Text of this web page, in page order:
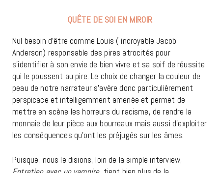
QUÊTE DE SOI EN MIROIR
Nul besoin d’être comme Louis ( incroyable Jacob
Anderson) responsable des pires atrocités pour
s’identifier à son envie de bien vivre et sa soif de réussite
qui le poussent au pire. Le choix de changer la couleur de
peau de notre narrateur s’avère donc particulièrement
perspicace et intelligemment amenée et permet de
mettre en scène les horreurs du racisme, de rendre la
monnaie de leur pièce aux bourreaux mais aussi d’exploiter
les conséquences qu’ont les préjugés sur les âmes.
Puisque, nous le disions, loin de la simple interview,